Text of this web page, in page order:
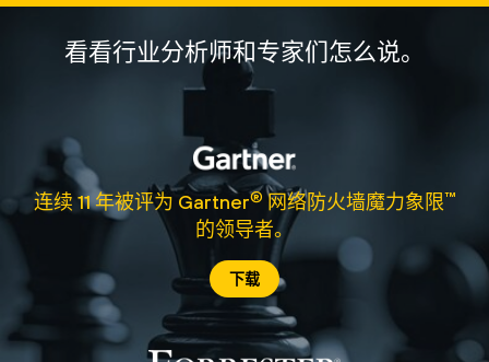
看看行业分析师和专家们怎么说。
连续 11 年被评为 Gartner® 网络防火墙魔力象限™
的领导者。
下载